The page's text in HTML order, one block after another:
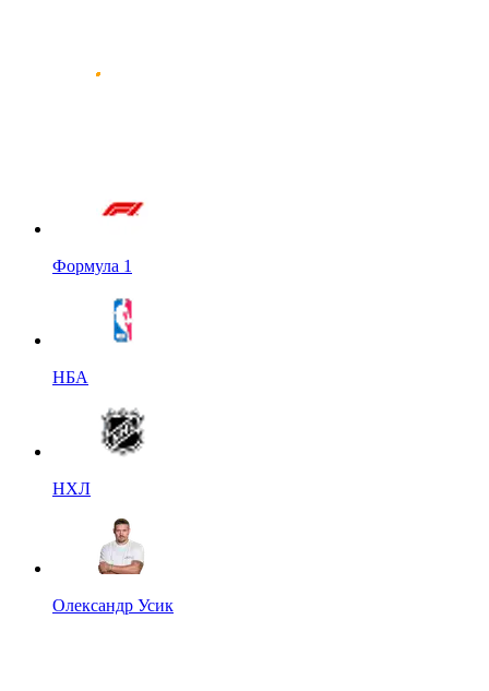
Формула 1
НБА
НХЛ
Олександр Усик